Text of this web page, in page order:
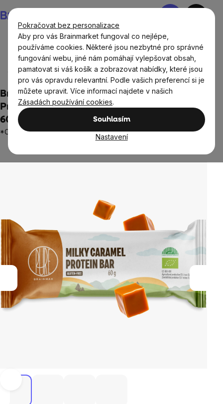
Pokračovat bez personalizace
Aby pro vás Brainmarket fungoval co nejlépe,
používáme cookies. Některé jsou nezbytné pro správné
fungování webu, jiné nám pomáhají vylepšovat obsah,
pamatovat si váš košík a zobrazovat nabídky, které jsou
pro vás opravdu relevantní. Podle vašich preferencí si je
můžete upravit. Více informací najdete v našich
Zásadách používání cookies.
Souhlasím
Nastavení
na
obsah
Nákupní
Potraviny Sladké snacky a slané krekry
Proteinové
tyčinky a cookies
BrainMax Pure® Milky Caramel Protein Bar,
Proteinová tyčinka, Mléčný karamel, BIO,
60 g
*CZ-BIO-001 certifikát / Protein Bar Milky Caramel
Průměrné
hvězdiček.